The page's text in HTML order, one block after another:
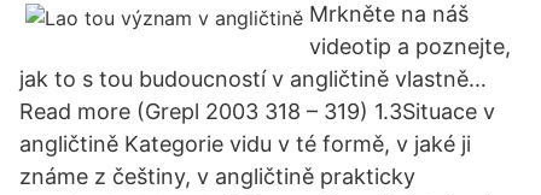
Mrkněte na náš
videotip a poznejte,
jak to s tou budoucností v angličtině vlastně…
Read more (Grepl 2003 318 – 319) 1.3Situace v
angličtině Kategorie vidu v té formě, v jaké ji
známe z češtiny, v angličtině prakticky